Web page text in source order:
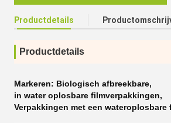
Productdetails
Productdetails
Markeren: Biologisch afbreekbare,
in water oplosbare filmverpakkingen,
Verpakkingen met een wateroplosbare